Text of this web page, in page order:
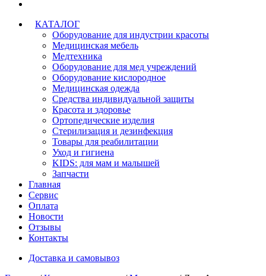
КАТАЛОГ
Оборудование для индустрии красоты
Медицинская мебель
Медтехника
Оборудование для мед учреждений
Оборудование кислородное
Медицинская одежда
Средства индивидуальной защиты
Красота и здоровье
Ортопедические изделия
Стерилизация и дезинфекция
Товары для реабилитации
Уход и гигиена
KIDS: для мам и малышей
Запчасти
Главная
Сервис
Оплата
Новости
Отзывы
Контакты
Доставка и самовывоз